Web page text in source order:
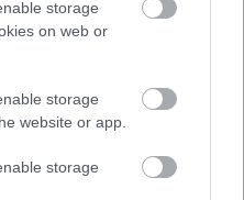
storage
on web or
storage
website or app.
storage